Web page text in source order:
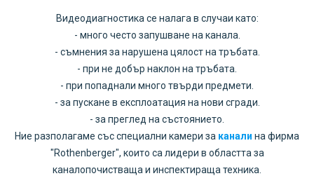
Видеодиагностика се налага в случаи като:
- много често запушване на канала.
- съмнения за нарушена цялост на тръбата.
- при не добър наклон на тръбата.
- при попаднали много твърди предмети.
- за пускане в експлоатация на нови сгради.
- за преглед на състоянието.
Ние разполагаме със специални камери за канали на фирма
"Rothenberger", които са лидери в областта за
каналопочистваща и инспектираща техника.